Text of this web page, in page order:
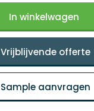
In winkelwagen
Vrijblijvende offerte
Sample aanvragen